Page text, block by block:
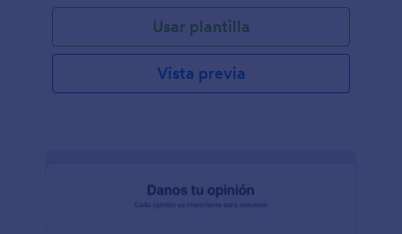
Usar plantilla
Vista previa